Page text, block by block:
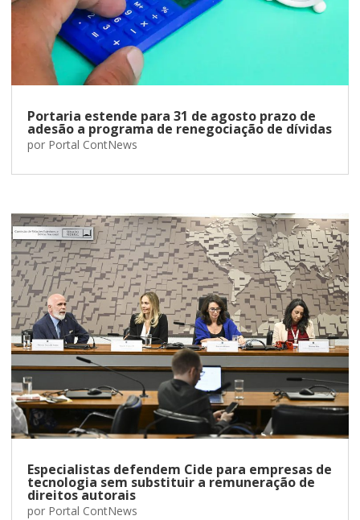
Portaria estende para 31 de agosto prazo de
adesão a programa de renegociação de dívidas
por Portal ContNews
Especialistas defendem Cide para empresas de
tecnologia sem substituir a remuneração de
direitos autorais
por Portal ContNews